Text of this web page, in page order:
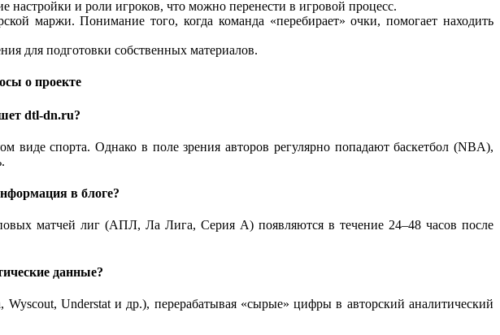
и роли игроков, что можно перенести в игровой процесс.
маржи. Понимание того, когда команда «перебирает» очки, помогает находить
для подготовки собственных материалов.
о проекте
dtl-dn.ru?
виде спорта. Однако в поле зрения авторов регулярно попадают баскетбол (NBA),
в блоге?
матчей лиг (АПЛ, Ла Лига, Серия А) появляются в течение 24–48 часов после
данные?
Understat и др.), перерабатывая «сырые» цифры в авторский аналитический